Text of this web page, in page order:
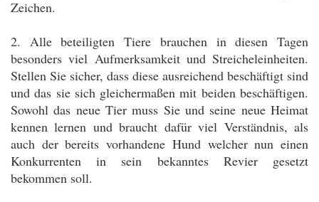
Zeichen.
2. Alle beteiligten Tiere brauchen in diesen Tagen
besonders viel Aufmerksamkeit und Streicheleinheiten.
Stellen Sie sicher, dass diese ausreichend beschäftigt sind
und das sie sich gleichermaßen mit beiden beschäftigen.
Sowohl das neue Tier muss Sie und seine neue Heimat
kennen lernen und braucht dafür viel Verständnis, als
auch der bereits vorhandene Hund welcher nun einen
Konkurrenten in sein bekanntes Revier gesetzt
bekommen soll.